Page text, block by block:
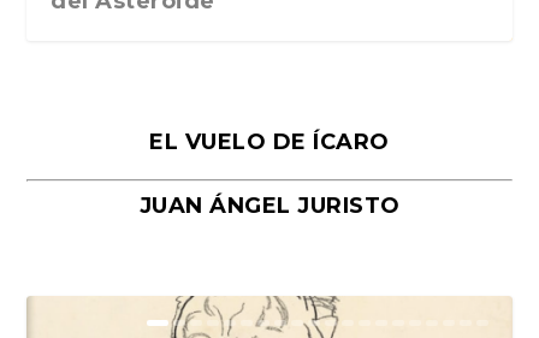
EL VUELO DE ÍCARO
JUAN ÁNGEL JURISTO